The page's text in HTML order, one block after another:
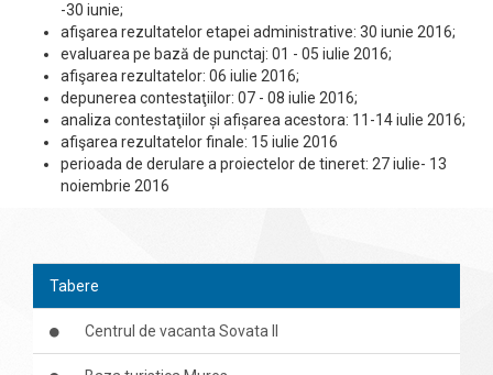
-30 iunie;
afişarea rezultatelor etapei administrative: 30 iunie 2016;
evaluarea pe bază de punctaj: 01 - 05 iulie 2016;
afişarea rezultatelor: 06 iulie 2016;
depunerea contestaţiilor: 07 - 08 iulie 2016;
analiza contestaţiilor și afișarea acestora: 11-14 iulie 2016;
afişarea rezultatelor finale: 15 iulie 2016
perioada de derulare a proiectelor de tineret: 27 iulie- 13
noiembrie 2016
Tabere
Centrul de vacanta Sovata II